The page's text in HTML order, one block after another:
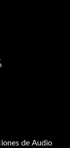
de Audio